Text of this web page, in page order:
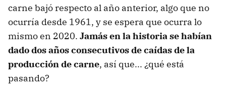
carne bajó respecto al año anterior, algo que no
ocurría desde 1961, y se espera que ocurra lo
mismo en 2020. Jamás en la historia se habían
dado dos años consecutivos de caídas de la
producción de carne, así que... ¿qué está
pasando?